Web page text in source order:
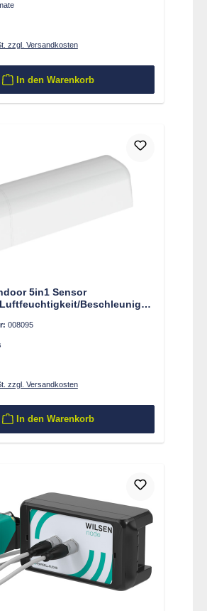
zzgl. Versandkosten
In den Warenkorb
5in1 Sensor
Beschleunigun
008095
zzgl. Versandkosten
In den Warenkorb